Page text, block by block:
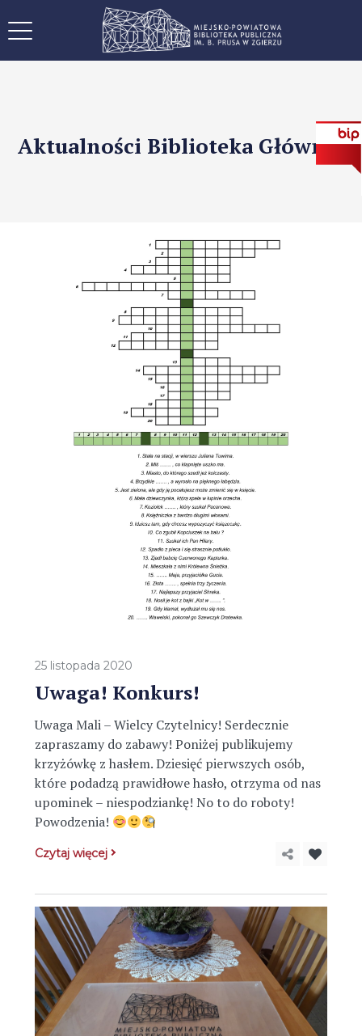
Aktualności Biblioteka Główna
25 listopada 2020
Uwaga! Konkurs!
Uwaga Mali – Wielcy Czytelnicy! Serdecznie
zapraszamy do zabawy! Poniżej publikujemy
krzyżówkę z hasłem. Dziesięć pierwszych osób,
które podadzą prawidłowe hasło, otrzyma od nas
upominek – niespodziankę! No to do roboty!
Powodzenia!
Czytaj więcej